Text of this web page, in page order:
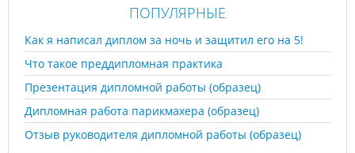
ПОПУЛЯРНЫЕ
Как я написал диплом за ночь и защитил его на 5!
Что такое преддипломная практика
Презентация дипломной работы (образец)
Дипломная работа парикмахера (образец)
Отзыв руководителя дипломной работы (образец)